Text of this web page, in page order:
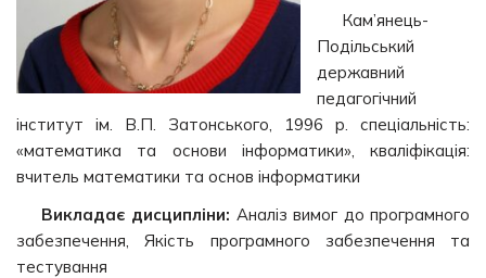
Кам’янець-
Подільський
державний
педагогічний
інститут ім. В.П. Затонського, 1996 р. спеціальність:
«математика та основи інформатики», кваліфікація:
вчитель математики та основ інформатики
Викладає дисципліни: Аналіз вимог до програмного
забезпечення, Якість програмного забезпечення та
тестування